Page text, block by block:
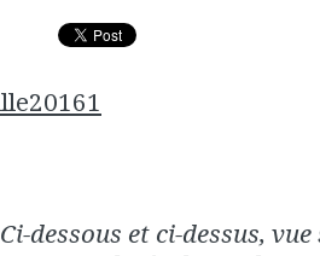
Ci-dessous et ci-dessus,